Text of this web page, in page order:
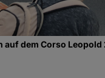
auf dem Corso Leopold